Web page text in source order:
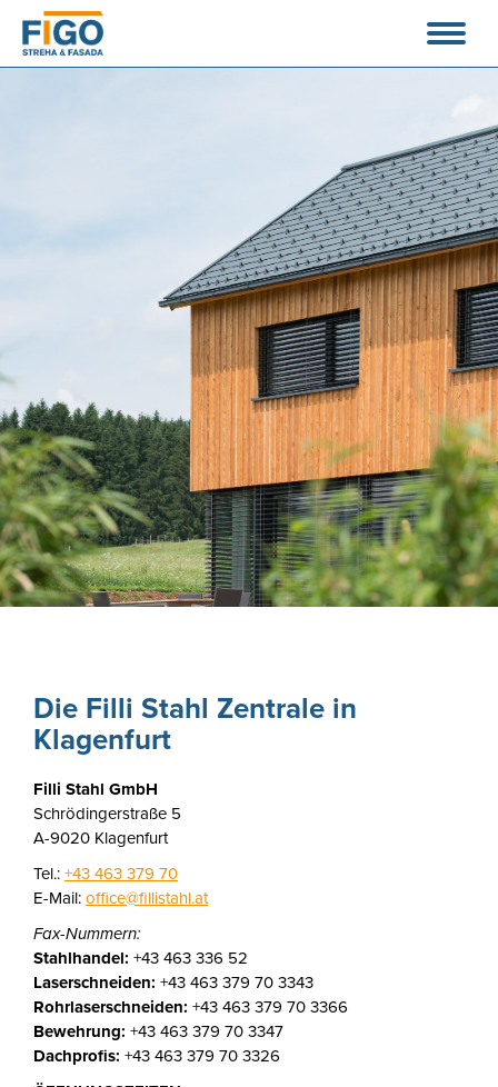
Die Filli Stahl Zentrale in
Klagenfurt
Filli Stahl GmbH
Schrödingerstraße 5
A-9020 Klagenfurt
Tel.:+43 463 379 70
E-Mail:office@fillistahl.at
Fax-Nummern:
Stahlhandel: +43 463 336 52
Laserschneiden: +43 463 379 70 3343
Rohrlaserschneiden: +43 463 379 70 3366
Bewehrung: +43 463 379 70 3347
Dachprofis: +43 463 379 70 3326